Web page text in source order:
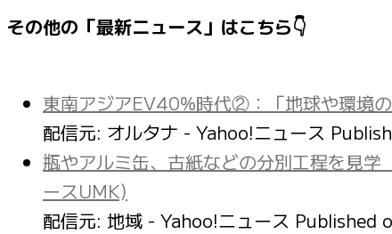
その他の「最新ニュース」はこちら👇
東南アジアEV40%時代②：「地球や環境
配信元: オルタナ - Yahoo!ニュース
瓶やアルミ缶、古紙などの分別工程を見
ースUMK)
配信元: 地域 - Yahoo!ニュース Published